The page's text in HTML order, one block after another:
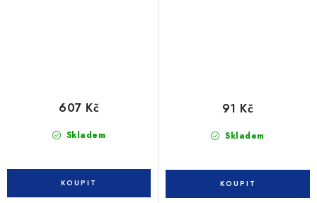
Skladem
607 Kč
Skladem
91 Kč